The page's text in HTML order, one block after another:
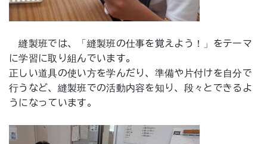
縫製班では、「縫製班の仕事を覚えよう！」をテーマ
に学習に取り組んでいます。
正しい道具の使い方を学んだり、準備や片付けを自分で
行うなど、縫製班での活動内容を知り、段々とできるよ
うになっています。